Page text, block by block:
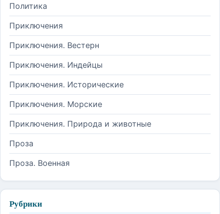
Политика
Приключения
Приключения. Вестерн
Приключения. Индейцы
Приключения. Исторические
Приключения. Морские
Приключения. Природа и животные
Проза
Проза. Военная
Рубрики